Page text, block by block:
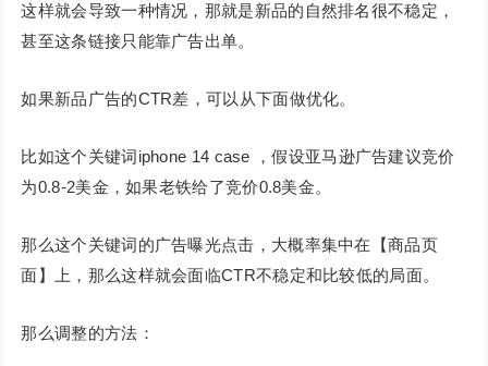
这样就会导致一种情况，那就是新品的自然排名很不稳定，
甚至这条链接只能靠广告出单。
如果新品广告的CTR差，可以从下面做优化。
比如这个关键词iphone 14 case ，假设亚马逊广告建议竞价
为0.8-2美金，如果老铁给了竞价0.8美金。
那么这个关键词的广告曝光点击，大概率集中在【商品页
面】上，那么这样就会面临CTR不稳定和比较低的局面。
那么调整的方法：